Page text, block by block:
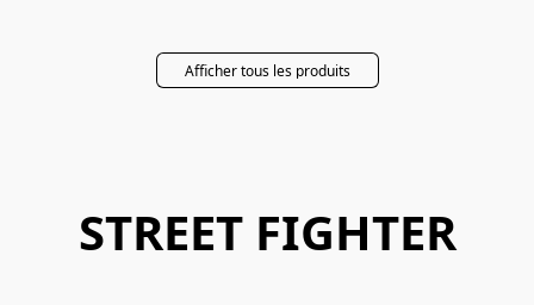
Afficher tous les produits
STREET FIGHTER